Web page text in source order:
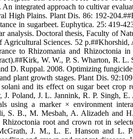
An integrated approach to cultivar
High Plains. Plant Dis. 86: 192-
in sugarbeet. Euphytica. 25: 419-
analysis. Doctoral thesis, Faculty of
Agricultural Sciences. 52 p.##Khorshid,
to Rhizomania and Rhizoctonia
W. W., P. S. Wharton, R. L.
D. Ruppal. 2008. Optimizing
plant growth stages. Plant Dis.
and its effect on sugar beet crop
J. Poland, J. L. Jannink, R. P. Singh,
using a marker × environment
S. B., M. Mesbah, A. Alizadeh and
Rhizoctonia root and crown rot in
J. M., L. E. Hanson and L.